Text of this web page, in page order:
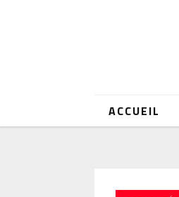
ACCUEIL